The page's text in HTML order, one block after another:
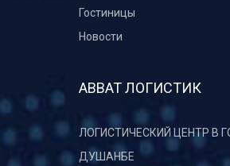
Гостиницы
Новости
АВВАТ ЛОГИСТИК
ЛОГИСТИЧЕСКИЙ ЦЕНТР В
ДУШАНБЕ